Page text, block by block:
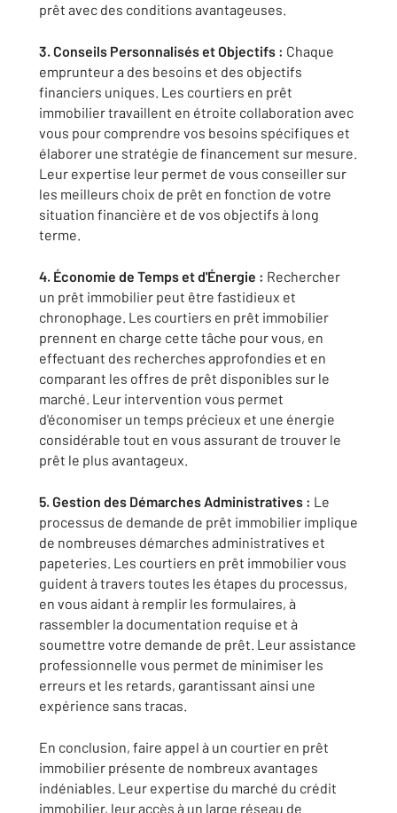
prêt avec des conditions avantageuses.
3. Conseils Personnalisés et Objectifs : Chaque
emprunteur a des besoins et des objectifs
financiers uniques. Les courtiers en prêt
immobilier travaillent en étroite collaboration avec
vous pour comprendre vos besoins spécifiques et
élaborer une stratégie de financement sur mesure.
Leur expertise leur permet de vous conseiller sur
les meilleurs choix de prêt en fonction de votre
situation financière et de vos objectifs à long
terme.
4. Économie de Temps et d'Énergie : Rechercher
un prêt immobilier peut être fastidieux et
chronophage. Les courtiers en prêt immobilier
prennent en charge cette tâche pour vous, en
effectuant des recherches approfondies et en
comparant les offres de prêt disponibles sur le
marché. Leur intervention vous permet
d'économiser un temps précieux et une énergie
considérable tout en vous assurant de trouver le
prêt le plus avantageux.
5. Gestion des Démarches Administratives : Le
processus de demande de prêt immobilier implique
de nombreuses démarches administratives et
papeteries. Les courtiers en prêt immobilier vous
guident à travers toutes les étapes du processus,
en vous aidant à remplir les formulaires, à
rassembler la documentation requise et à
soumettre votre demande de prêt. Leur assistance
professionnelle vous permet de minimiser les
erreurs et les retards, garantissant ainsi une
expérience sans tracas.
En conclusion, faire appel à un courtier en prêt
immobilier présente de nombreux avantages
indéniables. Leur expertise du marché du crédit
immobilier, leur accès à un large réseau de